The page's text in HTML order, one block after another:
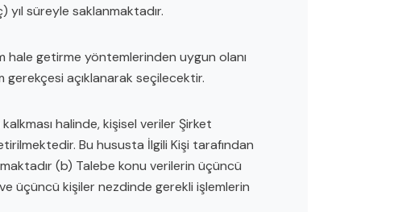
süreyle saklanmaktadır.
hale getirme yöntemlerinden uygun olanı
gerekçesi açıklanarak seçilecektir.
halinde, kişisel veriler Şirket
Bu hususta İlgili Kişi tarafından
(b) Talebe konu verilerin üçüncü
üçüncü kişiler nezdinde gerekli işlemlerin